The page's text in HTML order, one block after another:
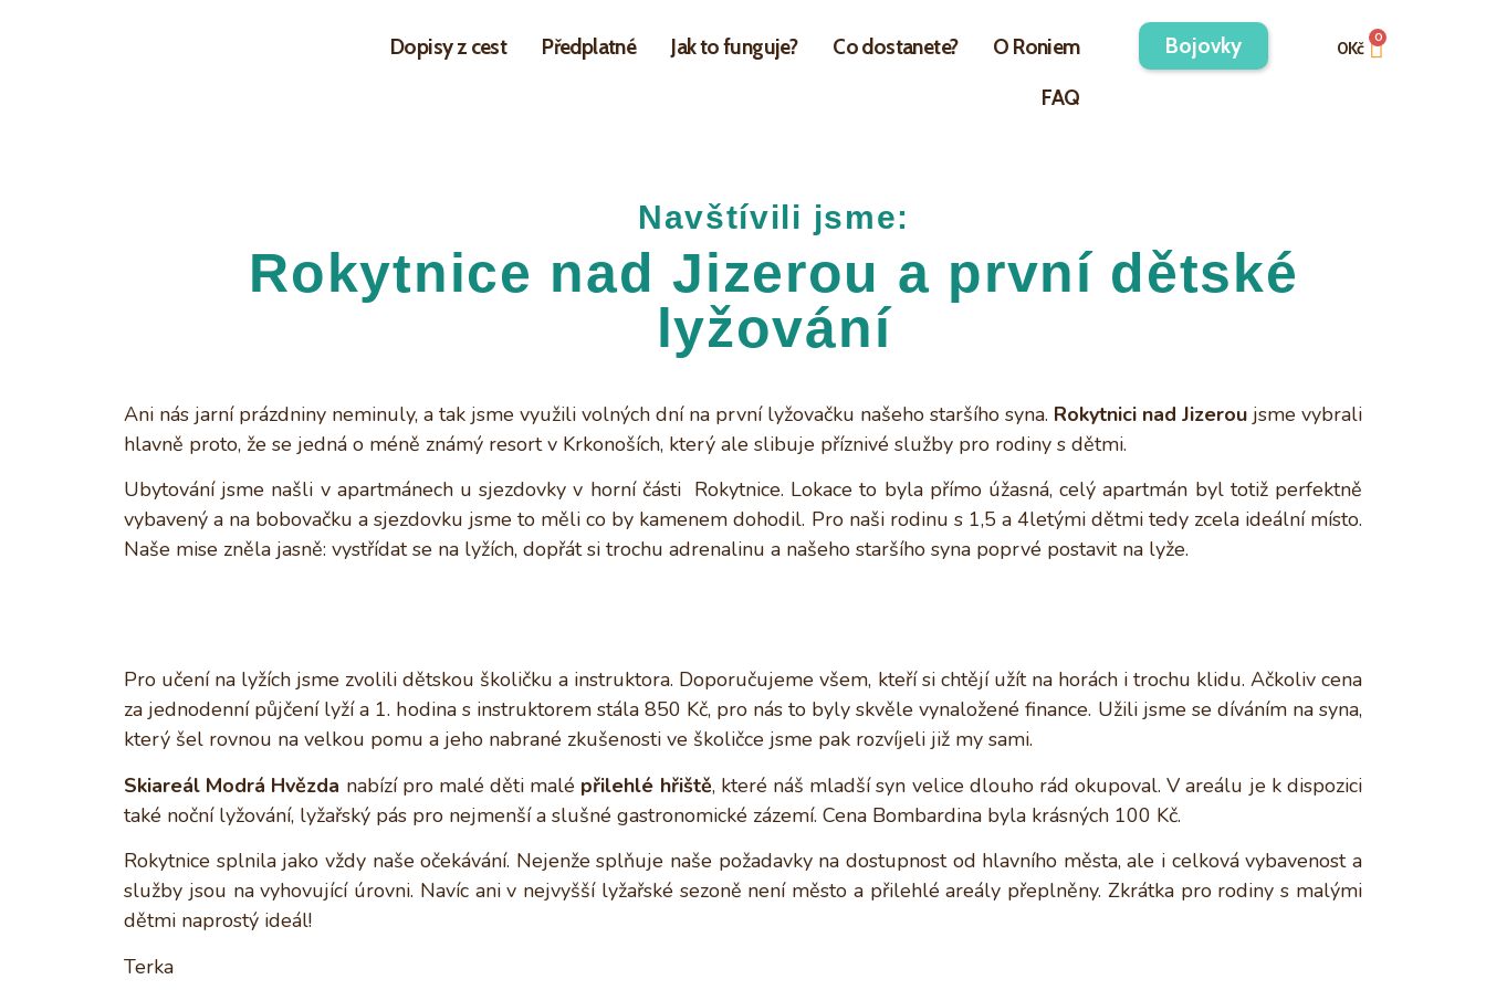
Dopisy z cest Předplatné Jak to funguje? Co dostanete?
O Roniem
FAQ
Bojovky 0Kč
Navštívili jsme:
Rokytnice nad Jizerou a první dětské
lyžování
Ani nás jarní prázdniny neminuly, a tak jsme využili volných dní na první lyžovačku našeho staršího syna. Rokytnici nad Jizerou jsme vybrali
hlavně proto, že se jedná o méně známý resort v Krkonoších, který ale slibuje příznivé služby pro rodiny s dětmi.
Ubytování jsme našli v apartmánech u sjezdovky v horní části Rokytnice. Lokace to byla přímo úžasná, celý apartmán byl totiž perfektně
vybavený a na bobovačku a sjezdovku jsme to měli co by kamenem dohodil. Pro naši rodinu s 1,5 a 4letými dětmi tedy zcela ideální místo.
Naše mise zněla jasně: vystřídat se na lyžích, dopřát si trochu adrenalinu a našeho staršího syna poprvé postavit na lyže.
Pro učení na lyžích jsme zvolili dětskou školičku a instruktora. Doporučujeme všem, kteří si chtějí užít na horách i trochu klidu. Ačkoliv cena
za jednodenní půjčení lyží a 1. hodina s instruktorem stála 850 Kč, pro nás to byly skvěle vynaložené finance. Užili jsme se díváním na syna,
který šel rovnou na velkou pomu a jeho nabrané zkušenosti ve školičce jsme pak rozvíjeli již my sami.
Skiareál Modrá Hvězda nabízí pro malé děti malé přilehlé hřiště, které náš mladší syn velice dlouho rád okupoval. V areálu je k dispozici
také noční lyžování, lyžařský pás pro nejmenší a slušné gastronomické zázemí. Cena Bombardina byla krásných 100 Kč.
Rokytnice splnila jako vždy naše očekávání. Nejenže splňuje naše požadavky na dostupnost od hlavního města, ale i celková vybavenost a
služby jsou na vyhovující úrovni. Navíc ani v nejvyšší lyžařské sezoně není město a přilehlé areály přeplněny. Zkrátka pro rodiny s malými
dětmi naprostý ideál!
Terka